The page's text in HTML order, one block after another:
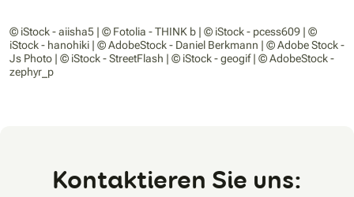
© iStock - aiisha5 | © Fotolia - THINK b | © iStock - pcess609 | ©
iStock - hanohiki | © AdobeStock - Daniel Berkmann | © Adobe Stock -
Js Photo | © iStock - StreetFlash | © iStock - geogif | © AdobeStock -
zephyr_p
Kontaktieren Sie uns: